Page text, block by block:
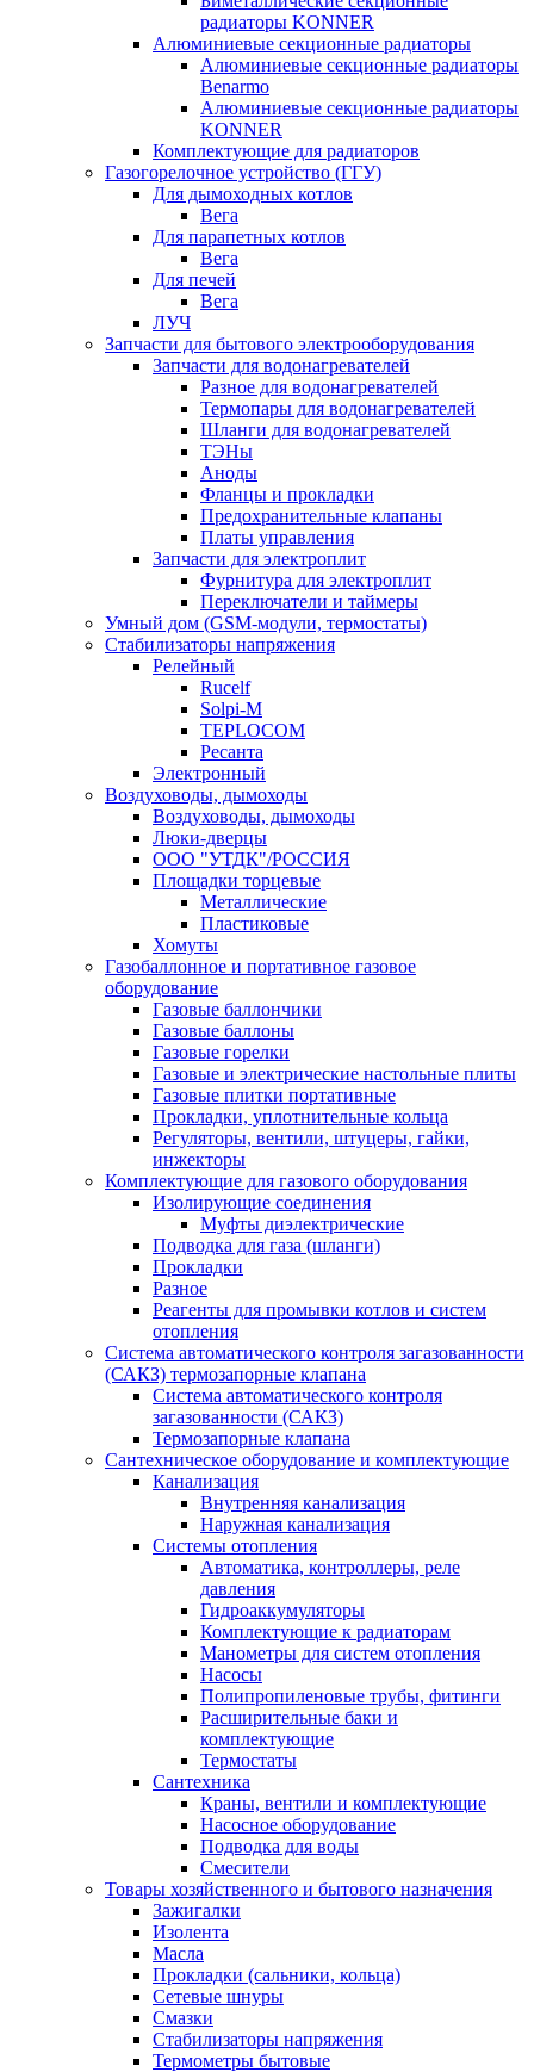
радиаторы KONNER
Алюминиевые секционные радиаторы
Алюминиевые секционные радиаторы
Benarmo
Алюминиевые секционные радиаторы
KONNER
Комплектующие для радиаторов
Газогорелочное устройство (ГГУ)
Для дымоходных котлов
Вега
Для парапетных котлов
Вега
Для печей
Вега
ЛУЧ
Запчасти для бытового электрооборудования
Запчасти для водонагревателей
Разное для водонагревателей
Термопары для водонагревателей
Шланги для водонагревателей
ТЭНы
Аноды
Фланцы и прокладки
Предохранительные клапаны
Платы управления
Запчасти для электроплит
Фурнитура для электроплит
Переключатели и таймеры
Умный дом (GSM-модули, термостаты)
Cтабилизаторы напряжения
Релейный
Rucelf
Solpi-M
TEPLOCOM
Ресанта
Электронный
Воздуховоды, дымоходы
Воздуховоды, дымоходы
Люки-дверцы
ООО "УТДК"/РОССИЯ
Площадки торцевые
Металлические
Пластиковые
Хомуты
Газобаллонное и портативное газовое
оборудование
Газовые баллончики
Газовые баллоны
Газовые горелки
Газовые и электрические настольные плиты
Газовые плитки портативные
Прокладки, уплотнительные кольца
Регуляторы, вентили, штуцеры, гайки,
инжекторы
Комплектующие для газового оборудования
Изолирующие соединения
Муфты диэлектрические
Подводка для газа (шланги)
Прокладки
Разное
Реагенты для промывки котлов и систем
отопления
Система автоматического контроля загазованности
(САКЗ) термозапорные клапана
Система автоматического контроля
загазованности (САКЗ)
Термозапорные клапана
Сантехническое оборудование и комплектующие
Канализация
Внутренняя канализация
Наружная канализация
Системы отопления
Автоматика, контроллеры, реле
давления
Гидроаккумуляторы
Комплектующие к радиаторам
Манометры для систем отопления
Насосы
Полипропиленовые трубы, фитинги
Расширительные баки и
комплектующие
Термостаты
Сантехника
Краны, вентили и комплектующие
Насосное оборудование
Подводка для воды
Смесители
Товары хозяйственного и бытового назначения
Зажигалки
Изолента
Масла
Прокладки (сальники, кольца)
Сетевые шнуры
Смазки
Стабилизаторы напряжения
Термометры бытовые